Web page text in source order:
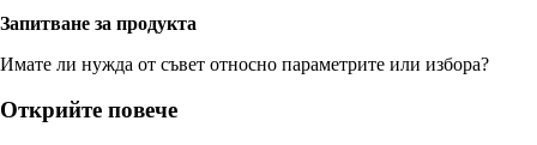
Запитване за продукта
Имате ли нужда от съвет относно параметрите или избора?
Открийте повече